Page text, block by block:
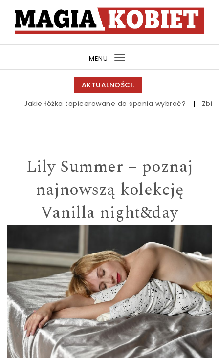
MENU
Toggle
navigation
AKTUALNOŚCI:
Jakie łóżka tapicerowane do spania wybrać? | Zbiór
Lily Summer – poznaj
najnowszą kolekcję
Vanilla night&day